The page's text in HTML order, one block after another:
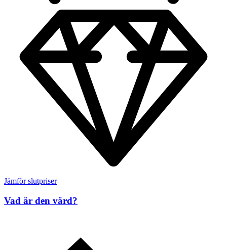
Jämför slutpriser
Vad är den värd?